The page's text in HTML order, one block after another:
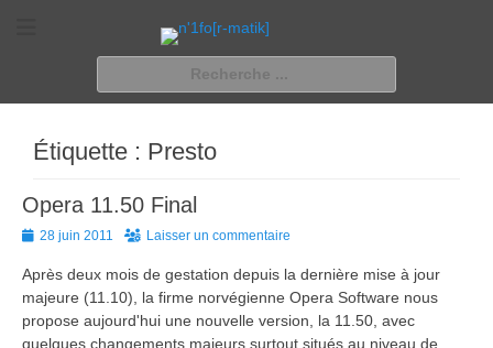
n'1fo[r-matik]
Pour les nymphos d'infos en info…
Étiquette : Presto
Opera 11.50 Final
Posted
28 juin 2011 Laisser un commentaire
Après deux mois de gestation depuis la dernière mise à jour
majeure (11.10), la firme norvégienne Opera Software nous
propose aujourd'hui une nouvelle version, la 11.50, avec
quelques changements majeurs surtout situés au niveau de